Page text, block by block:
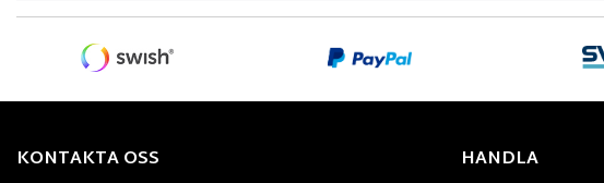
KONTAKTA OSS HANDLA